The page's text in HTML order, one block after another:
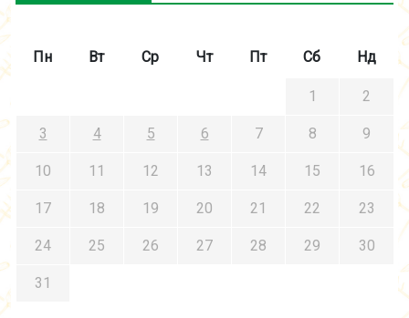
Пн Вт Ср Чт Пт Сб Нд
1 2
3 4 5 6 7 8 9
10 11 12 13 14 15 16
17 18 19 20 21 22 23
24 25 26 27 28 29 30
31